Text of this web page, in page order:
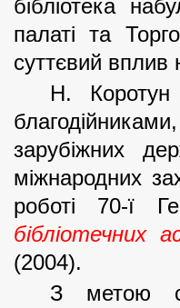
бібліотека
палаті та
суттєвий вплив
Н. Коротун
зарубіжних
міжнародних
роботі 70-ї
бібліотечних
(2004).
З метою